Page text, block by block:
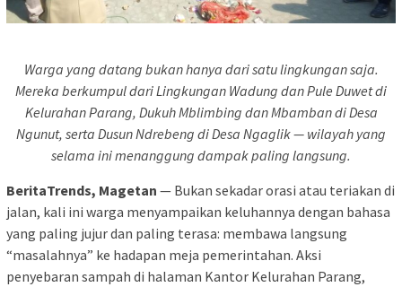
Warga yang datang bukan hanya dari satu lingkungan saja.
Mereka berkumpul dari Lingkungan Wadung dan Pule Duwet di
Kelurahan Parang, Dukuh Mblimbing dan Mbamban di Desa
Ngunut, serta Dusun Ndrebeng di Desa Ngaglik — wilayah yang
selama ini menanggung dampak paling langsung.
BeritaTrends, Magetan — Bukan sekadar orasi atau teriakan di
jalan, kali ini warga menyampaikan keluhannya dengan bahasa
yang paling jujur dan paling terasa: membawa langsung
“masalahnya” ke hadapan meja pemerintahan. Aksi
penyebaran sampah di halaman Kantor Kelurahan Parang,